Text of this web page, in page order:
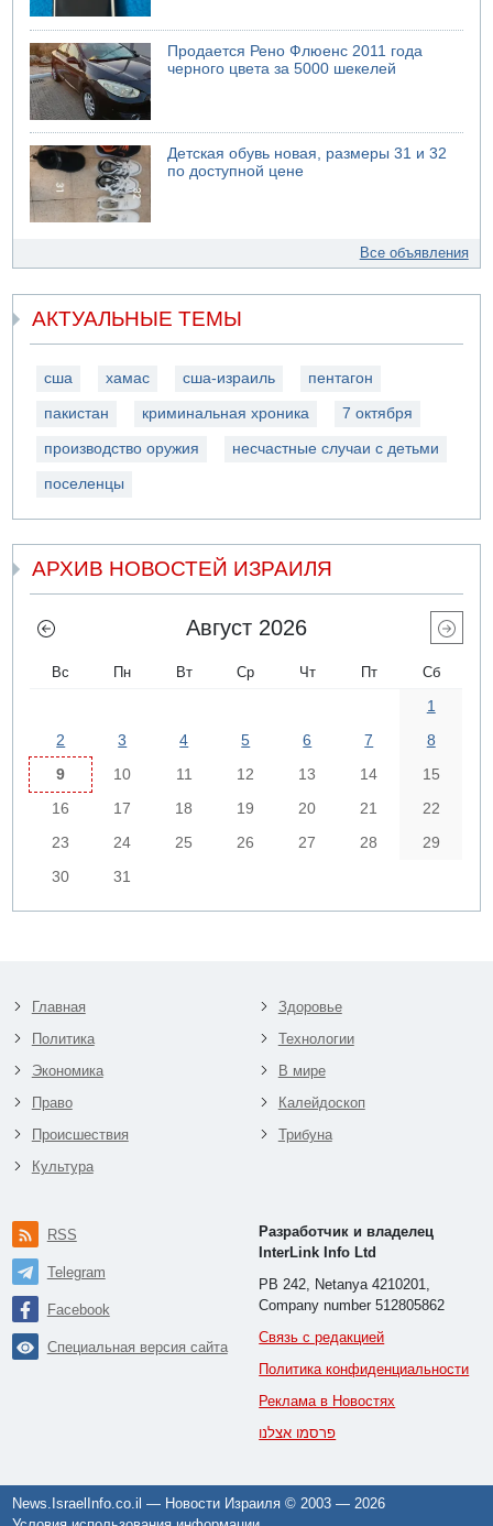
Продается Рено Флюенс 2011 года
черного цвета за 5000 шекелей
Детская обувь новая, размеры 31 и 32
по доступной цене
Все объявления
АКТУАЛЬНЫЕ ТЕМЫ
сша хамас сша-израиль пентагон
пакистан криминальная хроника 7 октября
производство оружия несчастные случаи с детьми
поселенцы
АРХИВ НОВОСТЕЙ ИЗРАИЛЯ
Август 2026
Вс Пн Вт Ср Чт Пт Сб
1
2
3 4 5 6 7
8
9
10 11 12 13 14
15
16
17 18 19 20 21
22
23
24 25 26 27 28
29
30
31
Главная
Политика
Экономика
Право
Происшествия
Культура
Здоровье
Технологии
В мире
Калейдоскоп
Трибуна
RSS
Telegram
Facebook
Специальная версия сайта
Разработчик и владелец
InterLink Info Ltd
PB 242, Netanya 4210201,
Company number 512805862
Связь с редакцией
Политика конфиденциальности
Реклама в Новостях
פרסמו אצלנו
News.IsraelInfo.co.il — Новости Израиля © 2003 —2026